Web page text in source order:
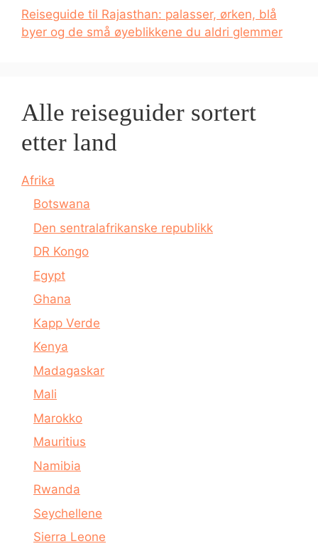
Reiseguide til Rajasthan: palasser, ørken, blå
byer og de små øyeblikkene du aldri glemmer
Alle reiseguider sortert
etter land
Afrika
Botswana
Den sentralafrikanske republikk
DR Kongo
Egypt
Ghana
Kapp Verde
Kenya
Madagaskar
Mali
Marokko
Mauritius
Namibia
Rwanda
Seychellene
Sierra Leone